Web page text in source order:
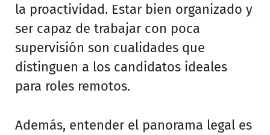
la proactividad. Estar bien organizado y
ser capaz de trabajar con poca
supervisión son cualidades que
distinguen a los candidatos ideales
para roles remotos.
Además, entender el panorama legal es